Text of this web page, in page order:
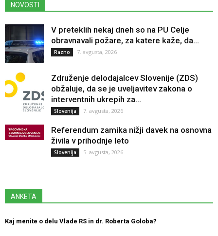
NOVOSTI
V preteklih nekaj dneh so na PU Celje
obravnavali požare, za katere kaže, da...
Razno 7. avgusta, 2026
Združenje delodajalcev Slovenije (ZDS)
obžaluje, da se je uveljavitev zakona o
interventnih ukrepih za...
Slovenija 7. avgusta, 2026
Referendum zamika nižji davek na osnovna
živila v prihodnje leto
Slovenija 5. avgusta, 2026
ANKETA
Kaj menite o delu Vlade RS in dr. Roberta Goloba?